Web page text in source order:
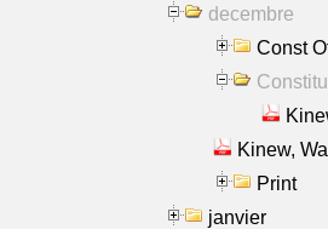
decembre
Const
Kinew,
Print
janvier